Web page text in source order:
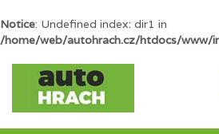
Notice: Undefined index: dir1 in
/home/web/autohrach.cz/htdocs/www/